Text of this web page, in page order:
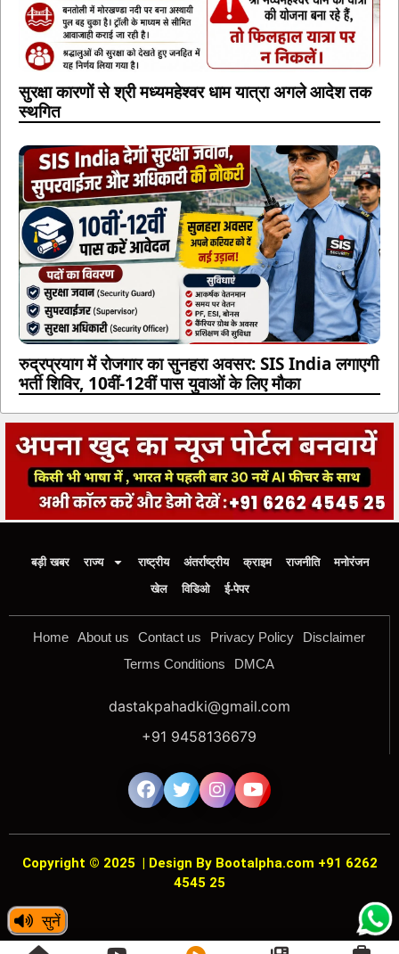
सुनें
सुरक्षा कारणों से श्री मध्यमहेश्वर धाम यात्रा अगले आदेश तक
स्थगित
रुद्रप्रयाग में रोजगार का सुनहरा अवसर: SIS India लगाएगी
भर्ती शिविर, 10वीं-12वीं पास युवाओं के लिए मौका
बड़ी खबर राज्य राष्ट्रीय अंतर्राष्ट्रीय क्राइम राजनीति
मनोरंजन
खेल
विडिओ ई-पेपर
Home About us Contact us Privacy Policy
Disclaimer
Terms Conditions
DMCA
dastakpahadki@gmail.com
+91 9458136679
Copyright © 2025 | Design By Bootalpha.com +91 6262
4545 25